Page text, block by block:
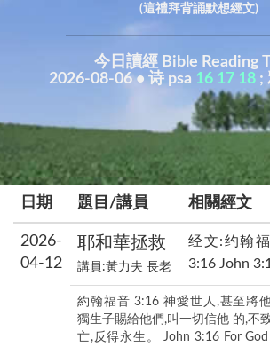
(這禮拜背誦默想經文)
今日讀經 Bible Reading
2026-08-06 • 诗 psa 16 17 18 ;
日期 題目/講員 相關經文
2026-
04-12
耶和華拯救
講員:黃力夫 長老
经文:约翰
3:16 John
約翰福音 3:16 神愛世人,甚至將
獨生子賜給他們,叫一切信他 的,不
亡,反得永生。 John 3:16 For